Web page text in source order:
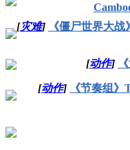
[灾难]
《僵尸世界大
[动作]
[动作]
《节奏组